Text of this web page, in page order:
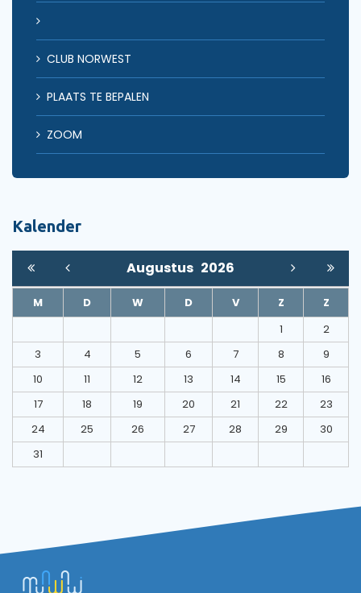
CLUB NORWEST
PLAATS TE BEPALEN
ZOOM
Kalender
Augustus 2026
M D W D V Z
Z
1
2
3
4 5 6 7 8
9
10
11 12 13 14 15
16
17
18 19 20 21 22
23
24
25 26 27 28 29
30
31